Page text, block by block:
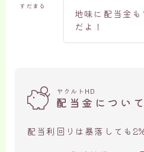
すだまる
地味に配当金
だよ！
ヤクルトHD
配当金について
配当利回りは暴落しても